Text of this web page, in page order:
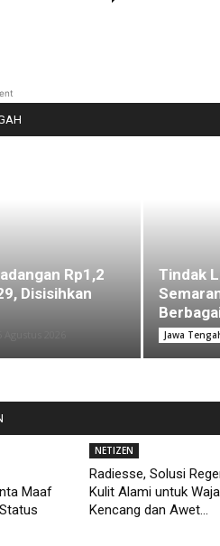
Rp1,2
Disisihkan
Tindak
Jawa
Maaf
NETIZEN
Radiesse, Solusi
Kulit Alami untuk
Kencang dan Awet...